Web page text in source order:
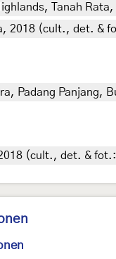
Tanah
2018 (cult., det. &
Padang Panjang,
(cult., det. &